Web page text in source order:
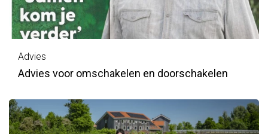
Advies
Advies voor omschakelen en doorschakelen